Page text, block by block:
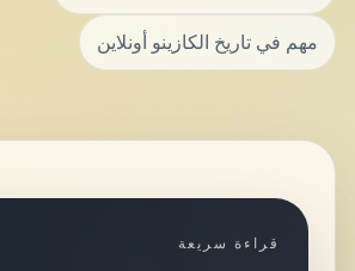
مهم في تاريخ الكازينو أونلاين
قراءة سريعة